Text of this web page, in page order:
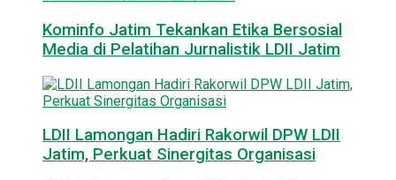
Kominfo Jatim Tekankan Etika Bersosial
Media di Pelatihan Jurnalistik LDII Jatim
LDII Lamongan Hadiri Rakorwil DPW LDII
Jatim, Perkuat Sinergitas Organisasi